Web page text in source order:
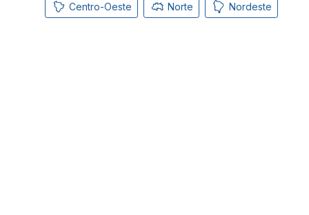
Centro-Oeste Norte Nordeste